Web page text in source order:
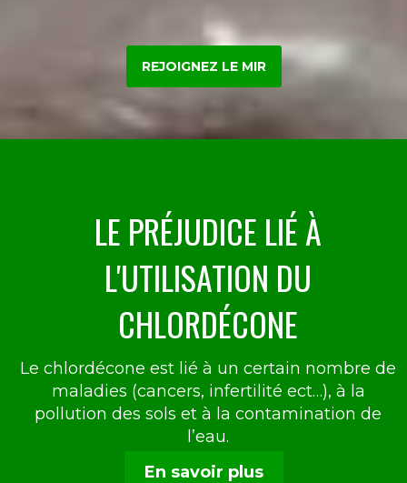
REJOIGNEZ LE MIR
LE PRÉJUDICE LIÉ À
L'UTILISATION DU
CHLORDÉCONE
Le chlordécone est lié à un certain nombre de
maladies (cancers, infertilité ect…), à la
pollution des sols et à la contamination de
l’eau.
En savoir plus